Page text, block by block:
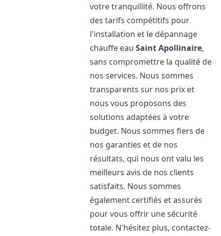
votre tranquillité. Nous offrons
des tarifs compétitifs pour
l'installation et le dépannage
chauffe eauSaint Apollinaire,
sans compromettre la qualité de
nos services. Nous sommes
transparents sur nos prix et
nous vous proposons des
solutions adaptées à votre
budget. Nous sommes fiers de
nos garanties et de nos
résultats, qui nous ont valu les
meilleurs avis de nos clients
satisfaits. Nous sommes
également certifiés et assurés
pour vous offrir une sécurité
totale. N'hésitez plus, contactez-